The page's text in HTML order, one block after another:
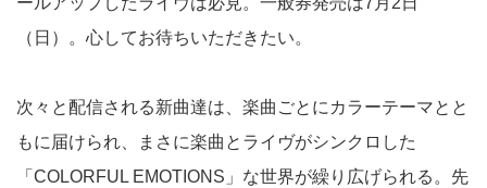
（日）。心してお待ちいただきたい。
次々と配信される新曲達は、楽曲ごとにカラーテーマとと
もに届けられ、まさに楽曲とライヴがシンクロした
「COLORFUL EMOTIONS」な世界が繰り広げられる。先